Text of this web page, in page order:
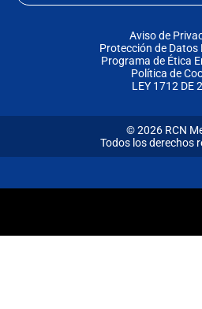
Aviso de
Protección de Datos
Programa de Ética
Política de
LEY 1712 DE
© 2026 RCN
Todos los derechos